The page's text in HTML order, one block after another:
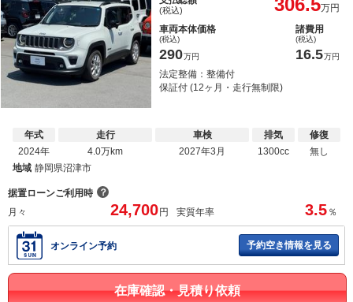
(税込)
万円
車両本体価格
(税込)
290万円
諸費用
(税込)
16.5万円
法定整備：整備付
保証付 (12ヶ月・走行無制限)
年式
2024年
走行
4.0万km
車検
2027年3月
排気
1300cc
修復
無し
地域 静岡県沼津市
据置ローンご利用時 ？
月々
24,700 円 実質年率 3.5 ％
オンライン予約 予約空き情報を見る
在庫確認・見積り依頼